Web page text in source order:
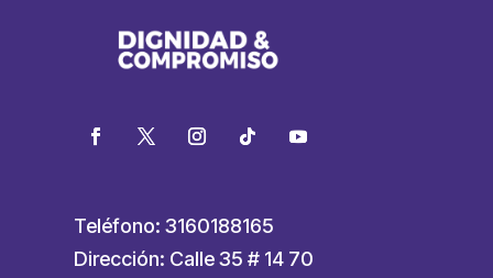
Teléfono: 3160188165
Dirección: Calle 35 # 14 70